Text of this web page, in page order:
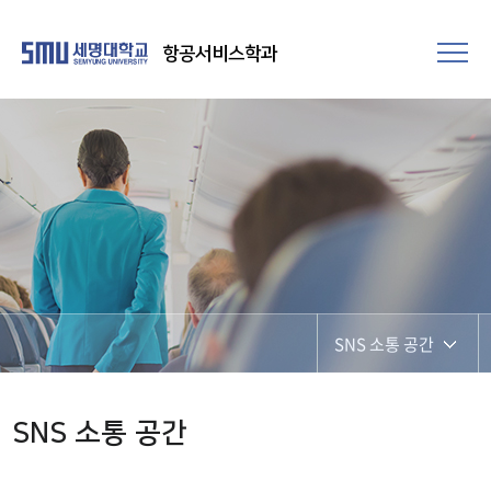
항공서비스학과
SNS 소통 공간
SNS 소통 공간